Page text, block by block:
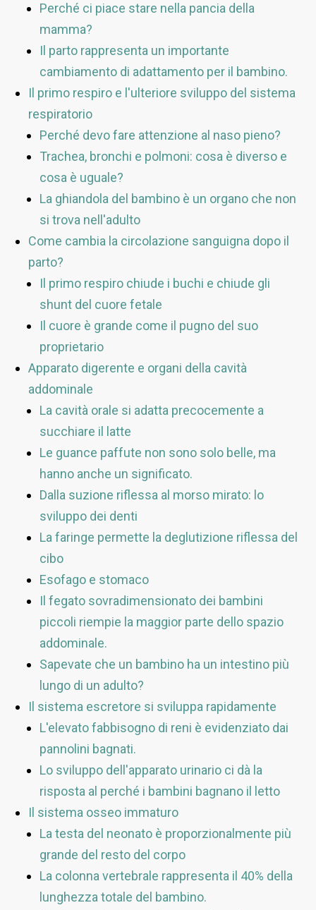
Perché ci piace stare nella pancia della
mamma?
Il parto rappresenta un importante
cambiamento di adattamento per il bambino.
Il primo respiro e l'ulteriore sviluppo del sistema
respiratorio
Perché devo fare attenzione al naso pieno?
Trachea, bronchi e polmoni: cosa è diverso e
cosa è uguale?
La ghiandola del bambino è un organo che non
si trova nell'adulto
Come cambia la circolazione sanguigna dopo il
parto?
Il primo respiro chiude i buchi e chiude gli
shunt del cuore fetale
Il cuore è grande come il pugno del suo
proprietario
Apparato digerente e organi della cavità
addominale
La cavità orale si adatta precocemente a
succhiare il latte
Le guance paffute non sono solo belle, ma
hanno anche un significato.
Dalla suzione riflessa al morso mirato: lo
sviluppo dei denti
La faringe permette la deglutizione riflessa del
cibo
Esofago e stomaco
Il fegato sovradimensionato dei bambini
piccoli riempie la maggior parte dello spazio
addominale.
Sapevate che un bambino ha un intestino più
lungo di un adulto?
Il sistema escretore si sviluppa rapidamente
L'elevato fabbisogno di reni è evidenziato dai
pannolini bagnati.
Lo sviluppo dell'apparato urinario ci dà la
risposta al perché i bambini bagnano il letto
Il sistema osseo immaturo
La testa del neonato è proporzionalmente più
grande del resto del corpo
La colonna vertebrale rappresenta il 40% della
lunghezza totale del bambino.